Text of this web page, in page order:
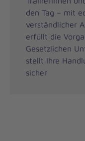
den Tag – mit
verständlicher
erfüllt die
Gesetzlichen
stellt Ihre
sicher